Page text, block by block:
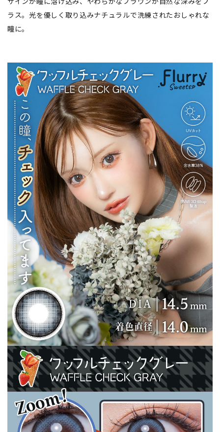
ラス。光を優しく取り込みナチュラルで洗練されたおしゃれな
瞳に。